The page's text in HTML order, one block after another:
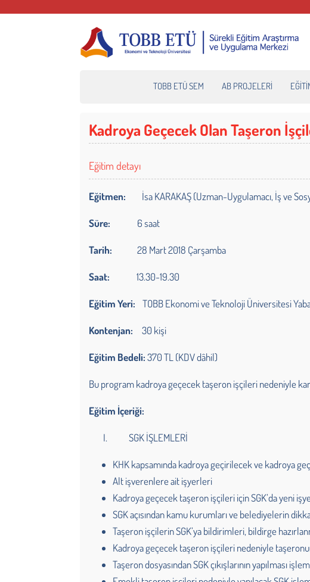
TOBB ETÜ SEM AB PROJELERİ
Kadroya Geçecek Olan Taşeron
Eğitim detayı
Eğitmen: İsa KARAKAŞ (Uzman-Uygulamacı, İş ve
Süre: 6 saat
Tarih:28 Mart 2018 Çarşamba
Saat:13.30-19.30
Eğitim Yeri:TOBB Ekonomi ve Teknoloji Üniversitesi
Kontenjan:30 kişi
Eğitim Bedeli:370 TL (KDV dâhil)
Bu program kadroya geçecek taşeron işçileri nedeniyle
Eğitim İçeriği:
I. SGK İŞLEMLERİ
KHK kapsamında kadroya geçirilecek ve kadroya
Alt işverenlere ait işyerleri
Kadroya geçecek taşeron işçileri için SGK’da yeni
SGK açısından kamu kurumları ve belediyelerin
Taşeron işçilerin SGK’ya bildirimleri, bildirge
Kadroya geçecek taşeron işçileri nedeniyle
Taşeron dosyasından SGK çıkışlarının yapılması